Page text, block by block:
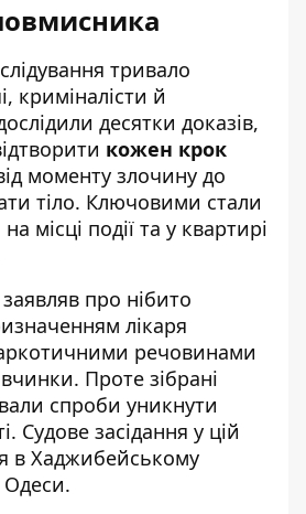
тривало
криміналісти й
десятки доказів,
кожен крок
моменту злочину до
тіло. Ключовими стали
на місці події та у квартирі
про нібито
лікаря
речовинами
Проте зібрані
спроби уникнути
Судове засідання у цій
в Хаджибейському
Одеси.